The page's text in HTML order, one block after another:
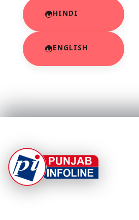
HINDI
ENGLISH